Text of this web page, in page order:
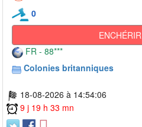
0
ENCHÉRIR
FR - 88***
Colonies britanniques
18-08-2026 à 14:54:06
9 j 19 h 33 mn